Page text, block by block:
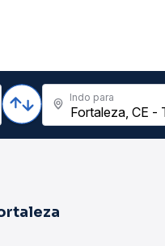
Indo para